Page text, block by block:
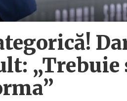
„Trebuie